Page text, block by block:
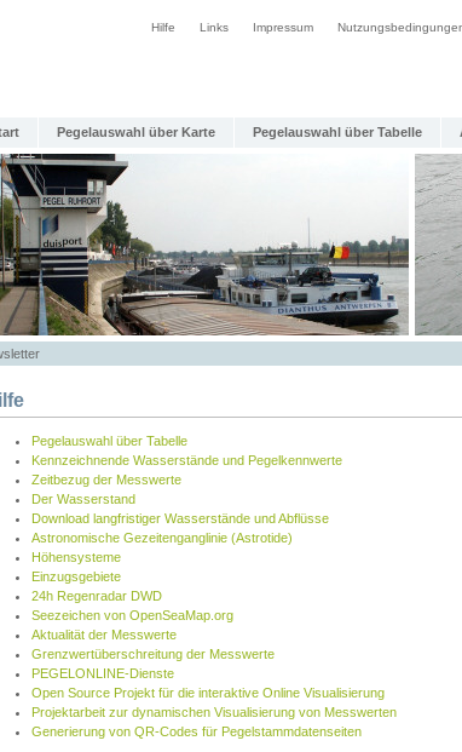
Hilfe Links Impressum
Pegelauswahl über Karte Pegelauswahl über Tabelle
Pegelauswahl über Tabelle
Kennzeichnende Wasserstände und Pegelkennwerte
Zeitbezug der Messwerte
Der Wasserstand
Download langfristiger Wasserstände und Abflüsse
Astronomische Gezeitenganglinie (Astrotide)
Höhensysteme
Einzugsgebiete
24h Regenradar DWD
Seezeichen von OpenSeaMap.org
Aktualität der Messwerte
Grenzwertüberschreitung der Messwerte
PEGELONLINE-Dienste
Open Source Projekt für die interaktive Online Visualisierung
Projektarbeit zur dynamischen Visualisierung von Messwerten
Generierung von QR-Codes für Pegelstammdatenseiten